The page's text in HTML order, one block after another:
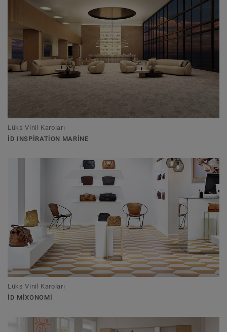
Lüks Vinil Karoları
ID INSPIRATION MARINE
Lüks Vinil Karoları
ID MIXONOMI